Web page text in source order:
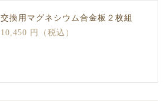
交換用マグネシウム合金板２枚組
10,450 円（税込）